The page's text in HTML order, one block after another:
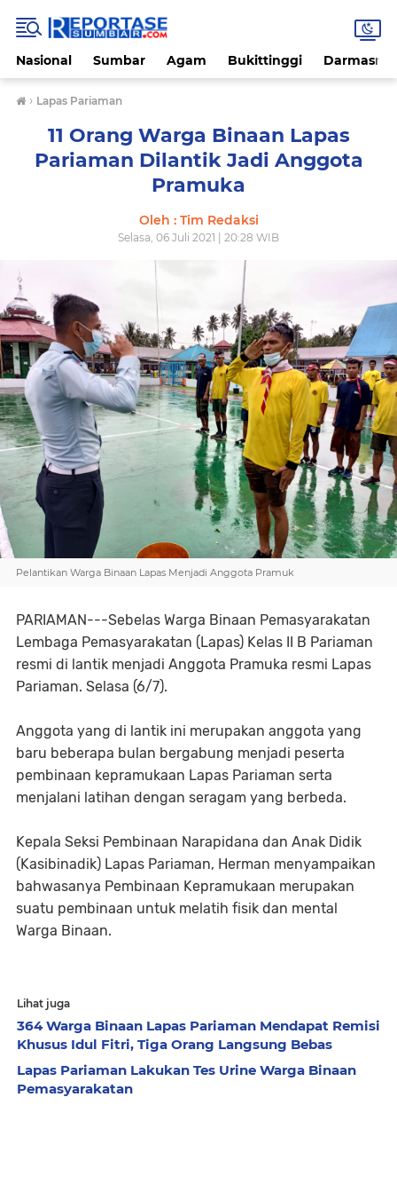
Nasional Sumbar Agam Bukittinggi
› Lapas Pariaman
11 Orang Warga Binaan Lapas
Pariaman Dilantik Jadi Anggota
Pramuka
Oleh : Tim Redaksi
Selasa, 06 Juli 2021 | 20:28 WIB
Pelantikan Warga Binaan Lapas Menjadi Anggota Pramuk
PARIAMAN---Sebelas Warga Binaan Pemasyarakatan
Lembaga Pemasyarakatan (Lapas) Kelas II B Pariaman
resmi di lantik menjadi Anggota Pramuka resmi Lapas
Pariaman. Selasa (6/7).
Anggota yang di lantik ini merupakan anggota yang
baru beberapa bulan bergabung menjadi peserta
pembinaan kepramukaan Lapas Pariaman serta
menjalani latihan dengan seragam yang berbeda.
Kepala Seksi Pembinaan Narapidana dan Anak Didik
(Kasibinadik) Lapas Pariaman, Herman menyampaikan
bahwasanya Pembinaan Kepramukaan merupakan
suatu pembinaan untuk melatih fisik dan mental
Warga Binaan.
Lihat juga
364 Warga Binaan Lapas Pariaman Mendapat Remisi
Khusus Idul Fitri, Tiga Orang Langsung Bebas
Lapas Pariaman Lakukan Tes Urine Warga Binaan
Pemasyarakatan